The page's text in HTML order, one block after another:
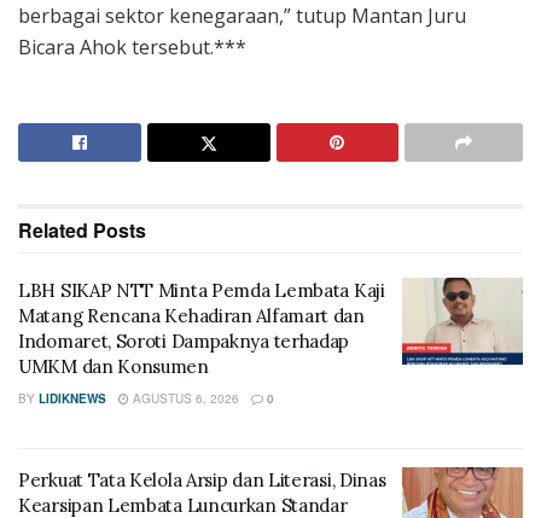
berbagai sektor kenegaraan,” tutup Mantan Juru
Bicara Ahok tersebut.***
Related Posts
LBH SIKAP NTT Minta Pemda Lembata Kaji
Matang Rencana Kehadiran Alfamart dan
Indomaret, Soroti Dampaknya terhadap
UMKM dan Konsumen
BY LIDIKNEWS AGUSTUS 6, 2026 0
Perkuat Tata Kelola Arsip dan Literasi, Dinas
Kearsipan Lembata Luncurkan Standar